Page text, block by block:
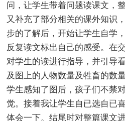
问，让学生带着问题读课文，
又补充了部分相关的课外知识
步的了解后，开始让学生自学
反复读文标出自己的感受。在
对学生的读进行指导，并引导
及图上的人物数量及牲畜的数
学生感知了图后，孩子们不禁
觉。接着我让学生自已选自已
体会一下。结尾时对整篇课文